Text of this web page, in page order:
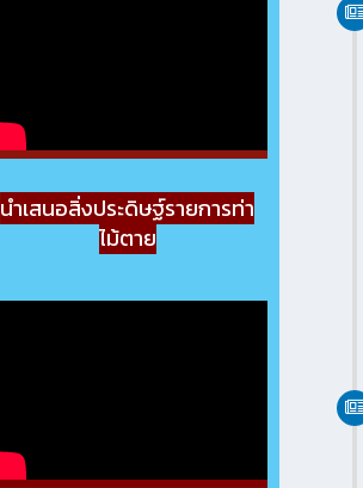
นำเสนอสิ่งประดิษฐ์รายการท่า
ไม้ตาย